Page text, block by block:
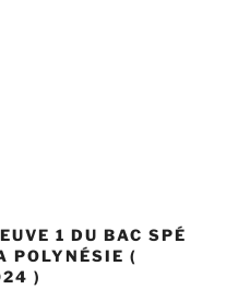
1 DU BAC SPÉ
POLYNÉSIE (
)